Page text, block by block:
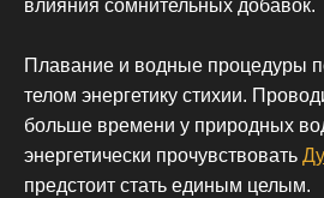
влияния сомнительных добавок.
Плавание и водные процедуры
телом энергетику стихии.
больше времени у природных
энергетически прочувствовать
предстоит стать единым целым.